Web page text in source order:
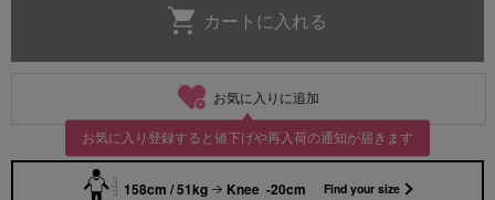
お気に入りに追加
お気に入り登録すると値下げや再入荷の通知が届きます
158cm / 51kg Knee -20cm Find your size